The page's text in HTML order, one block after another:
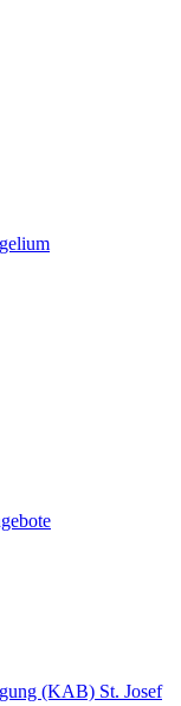
(KAB) St. Josef